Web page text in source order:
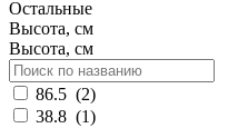
Остальные
Высота, см
Высота, см
86.5 (2)
38.8 (1)